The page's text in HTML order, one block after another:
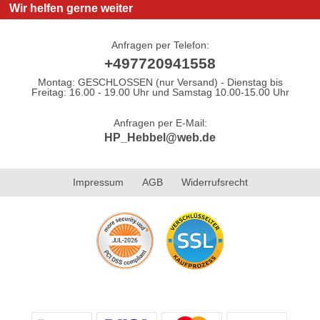
Wir helfen gerne weiter
Anfragen per Telefon:
+497720941558
Montag: GESCHLOSSEN (nur Versand) - Dienstag bis
Freitag: 16.00 - 19.00 Uhr und Samstag 10.00-15.00 Uhr
Anfragen per E-Mail:
HP_Hebbel@web.de
Impressum AGB Widerrufsrecht